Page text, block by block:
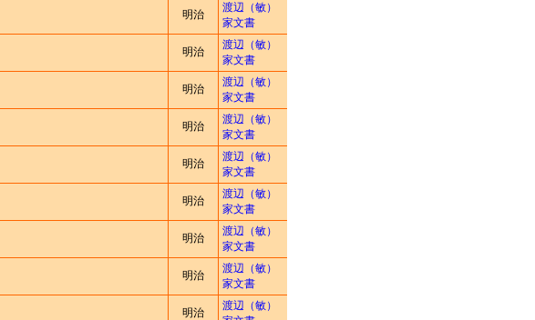
明治
渡辺（敏）
家文書
明治
渡辺（敏）
家文書
明治
渡辺（敏）
家文書
明治
渡辺（敏）
家文書
明治
渡辺（敏）
家文書
明治
渡辺（敏）
家文書
明治
渡辺（敏）
家文書
明治
渡辺（敏）
家文書
明治
渡辺（敏）